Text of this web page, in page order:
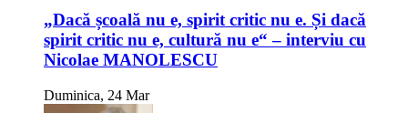
„Dacă școală nu e, spirit critic nu e. Și dacă
spirit critic nu e, cultură nu e“ – interviu cu
Nicolae MANOLESCU
Duminica, 24 Mar